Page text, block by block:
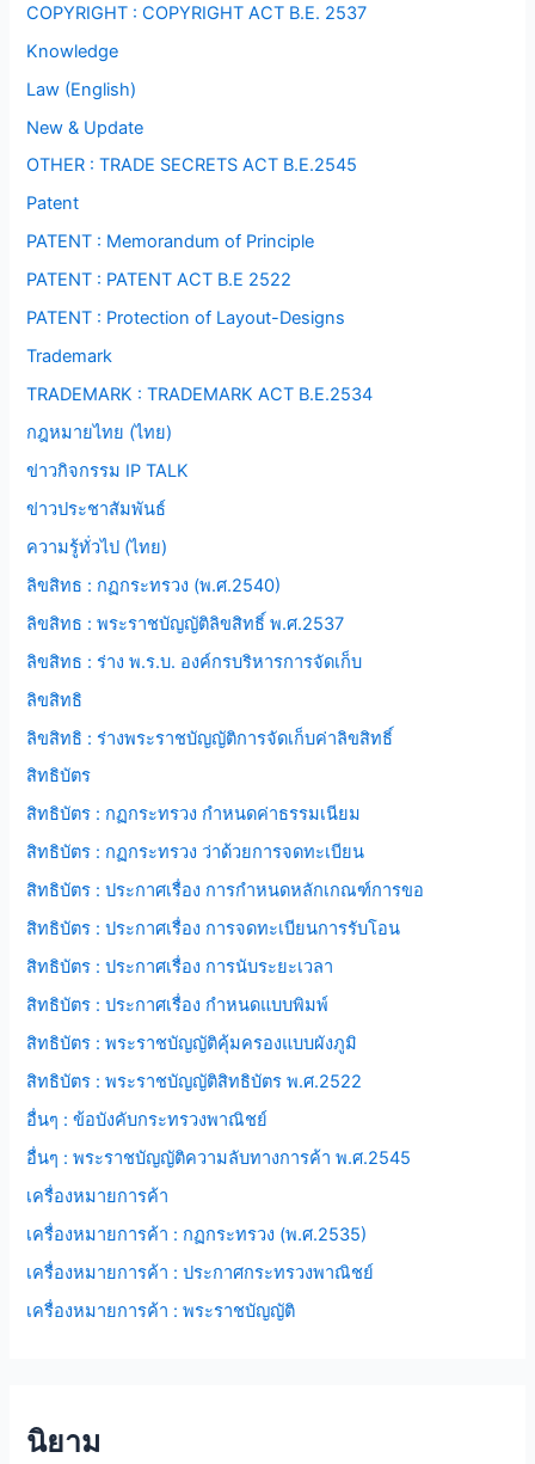
COPYRIGHT : COPYRIGHT ACT B.E. 2537
Knowledge
Law (English)
New & Update
OTHER : TRADE SECRETS ACT B.E.2545
Patent
PATENT : Memorandum of Principle
PATENT : PATENT ACT B.E 2522
PATENT : Protection of Layout-Designs
Trademark
TRADEMARK : TRADEMARK ACT B.E.2534
กฎหมายไทย (ไทย)
ข่าวกิจกรรม IP TALK
ข่าวประชาสัมพันธ์
ความรู้ทั่วไป (ไทย)
ลิขสิทธ : กฏกระทรวง (พ.ศ.2540)
ลิขสิทธ : พระราชบัญญัติลิขสิทธิ์ พ.ศ.2537
ลิขสิทธ : ร่าง พ.ร.บ. องค์กรบริหารการจัดเก็บ
ลิขสิทธิ
ลิขสิทธิ : ร่างพระราชบัญญัติการจัดเก็บค่าลิขสิทธิ์
สิทธิบัตร
สิทธิบัตร : กฏกระทรวง กำหนดค่าธรรมเนียม
สิทธิบัตร : กฏกระทรวง ว่าด้วยการจดทะเบียน
สิทธิบัตร : ประกาศเรื่อง การกำหนดหลักเกณฑ์การขอ
สิทธิบัตร : ประกาศเรื่อง การจดทะเบียนการรับโอน
สิทธิบัตร : ประกาศเรื่อง การนับระยะเวลา
สิทธิบัตร : ประกาศเรื่อง กำหนดแบบพิมพ์
สิทธิบัตร : พระราชบัญญัติคุ้มครองแบบผังภูมิ
สิทธิบัตร : พระราชบัญญัติสิทธิบัตร พ.ศ.2522
อื่นๆ : ข้อบังคับกระทรวงพาณิชย์
อื่นๆ : พระราชบัญญัติความลับทางการค้า พ.ศ.2545
เครื่องหมายการค้า
เครื่องหมายการค้า : กฏกระทรวง (พ.ศ.2535)
เครื่องหมายการค้า : ประกาศกระทรวงพาณิชย์
เครื่องหมายการค้า : พระราชบัญญัติ
นิยาม